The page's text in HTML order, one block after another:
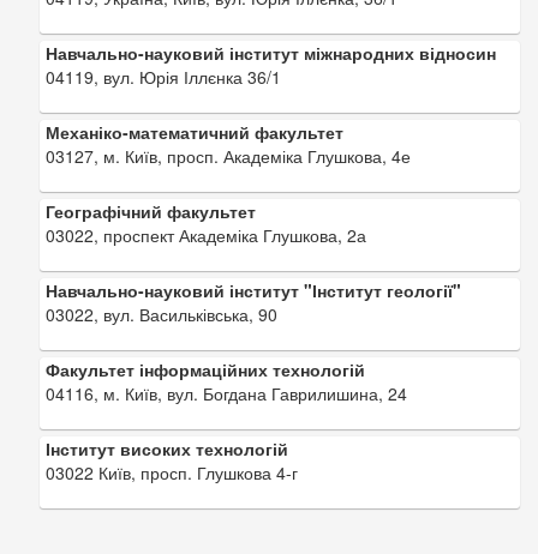
Навчально-науковий інститут міжнародних відносин
04119, вул. Юрія Іллєнка 36/1
Механіко-математичний факультет
03127, м. Київ, просп. Академіка Глушкова, 4е
Географічний факультет
03022, проспект Академіка Глушкова, 2а
Навчально-науковий інститут "Інститут геології"
03022, вул. Васильківська, 90
Факультет інформаційних технологій
04116, м. Київ, вул. Богдана Гаврилишина, 24
Інститут високих технологій
03022 Київ, просп. Глушкова 4-г